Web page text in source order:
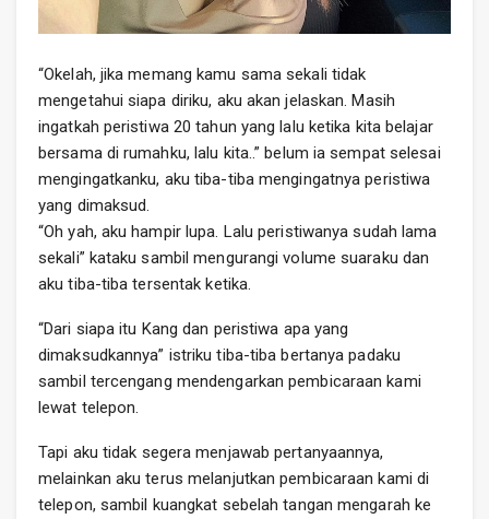
“Okelah, jika memang kamu sama sekali tidak
mengetahui siapa diriku, aku akan jelaskan. Masih
ingatkah peristiwa 20 tahun yang lalu ketika kita belajar
bersama di rumahku, lalu kita..” belum ia sempat selesai
mengingatkanku, aku tiba-tiba mengingatnya peristiwa
yang dimaksud.
“Oh yah, aku hampir lupa. Lalu peristiwanya sudah lama
sekali” kataku sambil mengurangi volume suaraku dan
aku tiba-tiba tersentak ketika.
“Dari siapa itu Kang dan peristiwa apa yang
dimaksudkannya” istriku tiba-tiba bertanya padaku
sambil tercengang mendengarkan pembicaraan kami
lewat telepon.
Tapi aku tidak segera menjawab pertanyaannya,
melainkan aku terus melanjutkan pembicaraan kami di
telepon, sambil kuangkat sebelah tangan mengarah ke